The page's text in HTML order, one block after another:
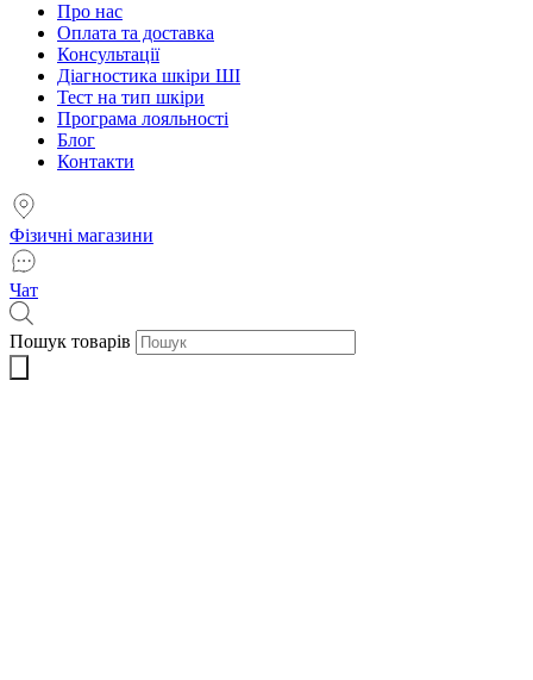
Про нас
Оплата та доставка
Консультації
Діагностика шкіри ШІ
Тест на тип шкіри
Програма лояльності
Блог
Контакти
Фізичні магазини
Чат
Пошук товарів